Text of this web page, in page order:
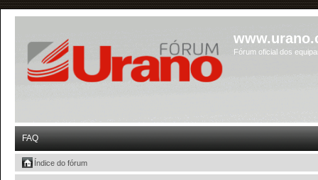
Fórum oficial dos
FAQ
Índice do fórum